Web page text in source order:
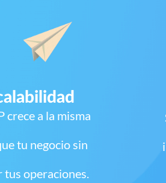
crece a la misma
tu negocio sin
operaciones.